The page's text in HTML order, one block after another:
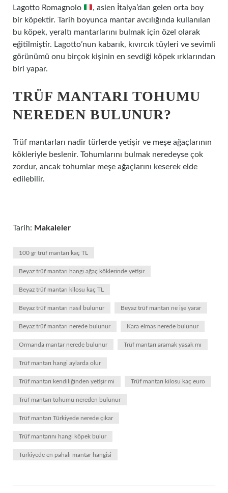
Lagotto Romagnolo
, aslen İtalya’dan gelen orta boy
bir köpektir. Tarih boyunca mantar avcılığında kullanılan
bu köpek, yeraltı mantarlarını bulmak için özel olarak
eğitilmiştir. Lagotto’nun kabarık, kıvırcık tüyleri ve sevimli
görünümü onu birçok kişinin en sevdiği köpek ırklarından
biri yapar.
TRÜF MANTARI TOHUMU
NEREDEN BULUNUR?
Trüf mantarları nadir türlerde yetişir ve meşe ağaçlarının
kökleriyle beslenir. Tohumlarını bulmak neredeyse çok
zordur, ancak tohumlar meşe ağaçlarını keserek elde
edilebilir.
Tarih: Makaleler
100 gr trüf mantarı kaç TL
Beyaz trüf mantarı hangi ağaç köklerinde yetişir
Beyaz trüf mantarı kilosu kaç TL
Beyaz trüf mantarı nasıl bulunur Beyaz trüf mantarı ne işe yarar
Beyaz trüf mantarı nerede bulunur Kara elmas nerede bulunur
Ormanda mantar nerede bulunur Trüf mantarı aramak yasak mı
Trüf mantarı hangi aylarda olur
Trüf mantarı kendiliğinden yetişir mi Trüf mantarı kilosu kaç euro
Trüf mantarı tohumu nereden bulunur
Trüf mantarı Türkiyede nerede çıkar
Trüf mantarını hangi köpek bulur
Türkiyede en pahalı mantar hangisi